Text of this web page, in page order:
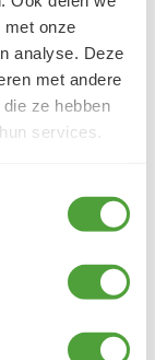
met onze
analyse. Deze
met andere
ze hebben
services.